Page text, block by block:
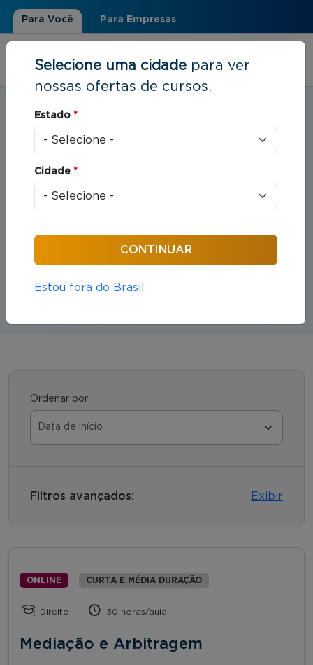
Para Você Para Empresas
Estudar em:Balneário Camboriú, SC
Você está aqui
Cursos em Direito
jurídicas que organizam as relações entre indivíduos
e sociedade.
Ordenar por:
Filtros avançados: Exibir
ONLINE CURTA E MÉDIA DURAÇÃO
Direito 30 horas/aula
Mediação e Arbitragem
Selecione uma cidade para ver
nossas ofertas de cursos.
Estado *
Cidade *
Estou fora do Brasil